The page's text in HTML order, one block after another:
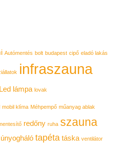
Autómentés bolt budapest cipő eladó lakás
infraszauna
Led lámpa lovak
mobil klíma Méhpempő műanyag ablak
redőny ruha szauna
tapéta táska ventilátor